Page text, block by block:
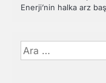
Enerji’nin halka arz
Arama: